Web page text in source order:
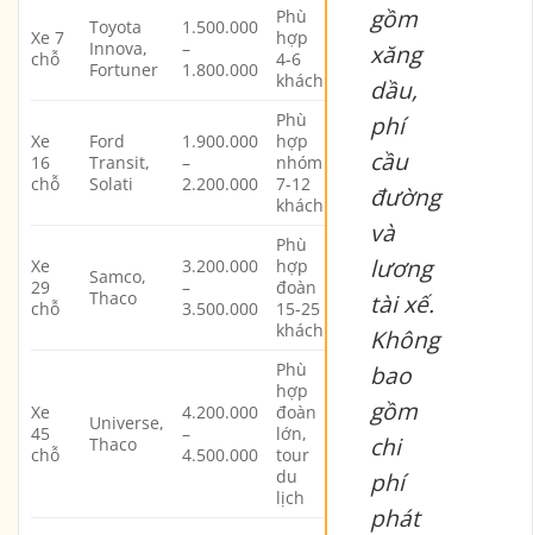
Xe 7
chỗ
Toyota
Innova,
Fortuner
1.500.000
–
1.800.000
Phù
hợp
4-6
khách
Xe
16
chỗ
Ford
Transit,
Solati
1.900.000
–
2.200.000
Phù
hợp
nhóm
7-12
khách
Xe
29
chỗ
Samco,
Thaco
3.200.000
–
3.500.000
Phù
hợp
đoàn
15-25
khách
Xe
45
chỗ
Universe,
Thaco
4.200.000
–
4.500.000
Phù
hợp
đoàn
lớn,
tour
du
lịch
gồm
xăng
dầu,
phí
cầu
đường
và
lương
tài xế.
Không
bao
gồm
chi
phí
phát